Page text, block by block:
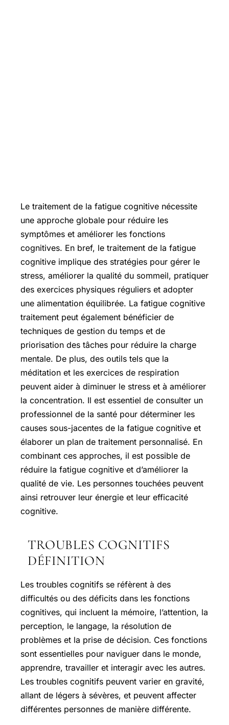
Le traitement de la fatigue cognitive nécessite
une approche globale pour réduire les
symptômes et améliorer les fonctions
cognitives. En bref, le traitement de la fatigue
cognitive implique des stratégies pour gérer le
stress, améliorer la qualité du sommeil, pratiquer
des exercices physiques réguliers et adopter
une alimentation équilibrée. La fatigue cognitive
traitement peut également bénéficier de
techniques de gestion du temps et de
priorisation des tâches pour réduire la charge
mentale. De plus, des outils tels que la
méditation et les exercices de respiration
peuvent aider à diminuer le stress et à améliorer
la concentration. Il est essentiel de consulter un
professionnel de la santé pour déterminer les
causes sous-jacentes de la fatigue cognitive et
élaborer un plan de traitement personnalisé. En
combinant ces approches, il est possible de
réduire la fatigue cognitive et d’améliorer la
qualité de vie. Les personnes touchées peuvent
ainsi retrouver leur énergie et leur efficacité
cognitive.
TROUBLES COGNITIFS
DÉFINITION
Les troubles cognitifs se réfèrent à des
difficultés ou des déficits dans les fonctions
cognitives, qui incluent la mémoire, l’attention, la
perception, le langage, la résolution de
problèmes et la prise de décision. Ces fonctions
sont essentielles pour naviguer dans le monde,
apprendre, travailler et interagir avec les autres.
Les troubles cognitifs peuvent varier en gravité,
allant de légers à sévères, et peuvent affecter
différentes personnes de manière différente.